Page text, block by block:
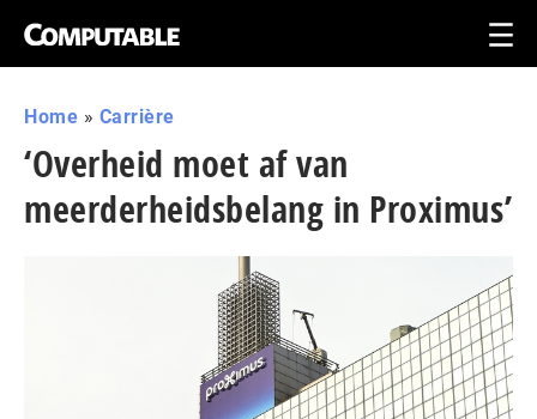
Home » Carrière
‘Overheid moet af van
meerderheidsbelang in Proximus’